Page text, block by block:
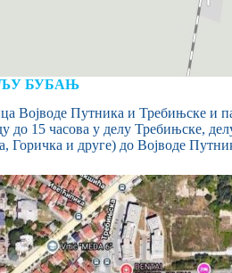
БУБАЊ
Војводе Путника и Требињске и
до 15 часова у делу Требињске,
Горичка и друге) до Војводе